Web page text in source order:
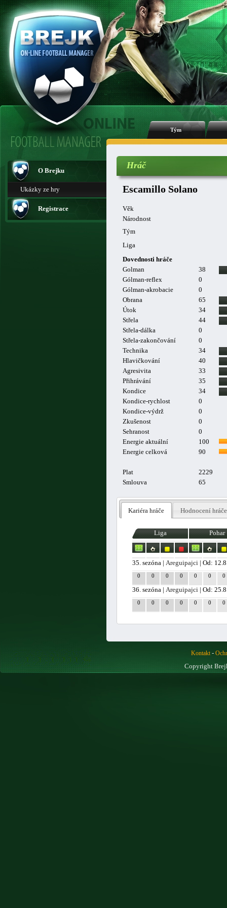
Tým
O Brejku
Ukázky ze hry
Registrace
Hráč
Escamillo Solano
Věk
Národnost
Tým
Liga
Dovednosti hráče
Golman
38
Gólman-reflex
0
Gólman-akrobacie
0
Obrana
65
Útok
34
Střela
44
Střela-dálka
0
Střela-zakončování
0
Technika
34
Hlavičkování
40
Agresivita
33
Přihrávání
35
Kondice
34
Kondice-rychlost
0
Kondice-výdrž
0
Zkušenost
0
Sehranost
0
Energie aktuální
100
Energie celková
90
Plat
2229
Smlouva
65
Kariéra hráče Hodnocení hráče
Liga Pohar
35. sezóna | Areguipajci | Od:
0 0 0 0 0 0 0
36. sezóna | Areguipajci | Od:
0 0 0 0 0 0 0
Kontakt-
Copyright